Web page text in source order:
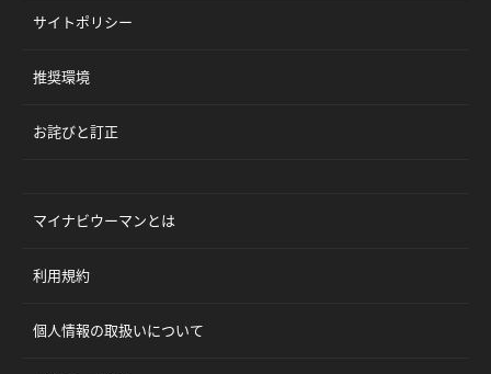
サイトポリシー
推奨環境
お詫びと訂正
マイナビウーマンとは
利用規約
個人情報の取扱いについて